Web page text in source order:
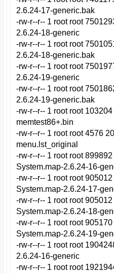
2.6.24-17-generic.bak
-rw-r--r-- 1 root root
2.6.24-18-generic
-rw-r--r-- 1 root root
2.6.24-18-generic.bak
-rw-r--r-- 1 root root
2.6.24-19-generic
-rw-r--r-- 1 root root
2.6.24-19-generic.bak
-rw-r--r-- 1 root root
memtest86+.bin
-rw-r--r-- 1 root root 4576
menu.lst_original
-rw-r--r-- 1 root root
System.map-2.6.24-16-
-rw-r--r-- 1 root root
System.map-2.6.24-17-
-rw-r--r-- 1 root root
System.map-2.6.24-18-
-rw-r--r-- 1 root root
System.map-2.6.24-19-
-rw-r--r-- 1 root root
2.6.24-16-generic
-rw-r--r-- 1 root root